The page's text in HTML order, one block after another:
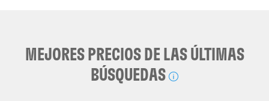
MEJORES PRECIOS DE LAS ÚLTIMAS
BÚSQUEDAS